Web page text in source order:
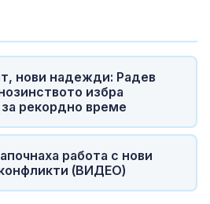
нови надежди: Радев
избра
рекордно време
работа с нови
(ВИДЕО)